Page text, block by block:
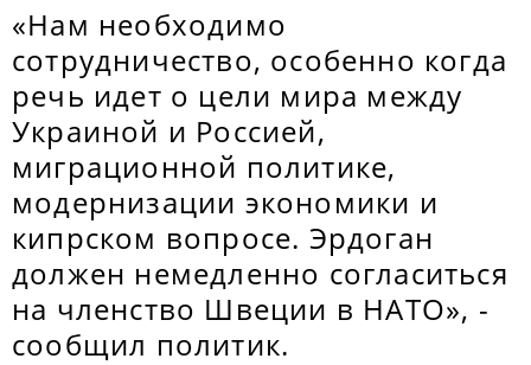
«Нам необходимо
сотрудничество, особенно когда
речь идет о цели мира между
Украиной и Россией,
миграционной политике,
модернизации экономики и
кипрском вопросе. Эрдоган
должен немедленно согласиться
на членство Швеции в НАТО», -
сообщил политик.